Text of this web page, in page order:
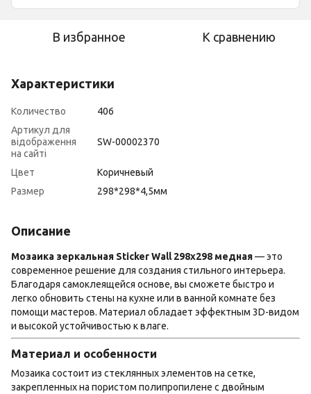
В избранное К сравнению
Характеристики
Количество
406
Артикул для
відображення
на сайті
SW-00002370
Цвет
Коричневый
Размер
298*298*4,5мм
Описание
Мозаика зеркальная Sticker Wall 298х298 медная— это
современное решение для создания стильного интерьера.
Благодаря самоклеящейся основе, вы сможете быстро и
легко обновить стены на кухне или в ванной комнате без
помощи мастеров. Материал обладает эффектным 3D-видом
и высокой устойчивостью к влаге.
Материал и особенности
Мозаика состоит из стеклянных элементов на сетке,
закрепленных на пористом полипропилене с двойным